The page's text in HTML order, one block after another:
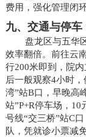
费用，强化管理闭环
九、交通与停
盘龙区与五华
效率翻倍。前往云
行200米即到，院
后一般观察4小时
湾”站B口，早晚高
站”P+R停车场，
号线“交三桥”站C
队，凭就诊小票减